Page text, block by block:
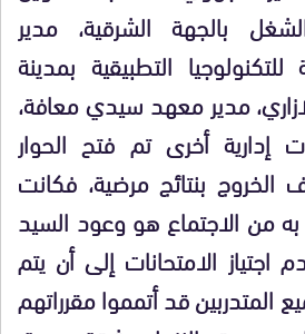
بالجهة الشرقية، مدير
التطبيقية بمدينة
مدير معهد سيدي معافة،
أخرى تم فتح الحوار
بنتائج مرضية، فكانت
من الاجتماع هو وعود السيد
الامتحانات إلى أن يتم
المتدربين قد أتمموا مقرراتهم